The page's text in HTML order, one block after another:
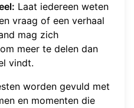
Laat iedereen weten
vraag of een verhaal
mag zich
meer te delen dan
vindt.
worden gevuld met
en momenten die